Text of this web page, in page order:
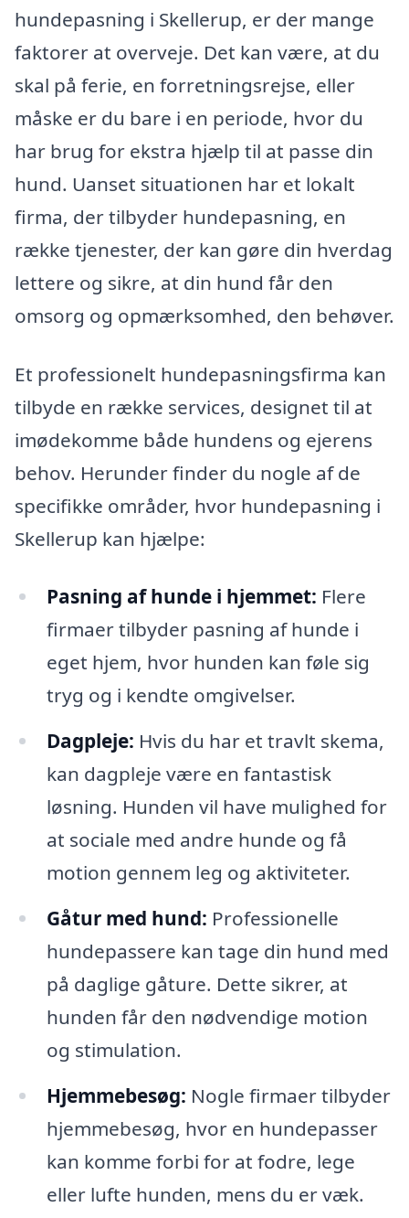
hundepasning i Skellerup, er der mange
faktorer at overveje. Det kan være, at du
skal på ferie, en forretningsrejse, eller
måske er du bare i en periode, hvor du
har brug for ekstra hjælp til at passe din
hund. Uanset situationen har et lokalt
firma, der tilbyder hundepasning, en
række tjenester, der kan gøre din hverdag
lettere og sikre, at din hund får den
omsorg og opmærksomhed, den behøver.
Et professionelt hundepasningsfirma kan
tilbyde en række services, designet til at
imødekomme både hundens og ejerens
behov. Herunder finder du nogle af de
specifikke områder, hvor hundepasning i
Skellerup kan hjælpe:
Pasning af hunde i hjemmet: Flere
firmaer tilbyder pasning af hunde i
eget hjem, hvor hunden kan føle sig
tryg og i kendte omgivelser.
Dagpleje: Hvis du har et travlt skema,
kan dagpleje være en fantastisk
løsning. Hunden vil have mulighed for
at sociale med andre hunde og få
motion gennem leg og aktiviteter.
Gåtur med hund: Professionelle
hundepassere kan tage din hund med
på daglige gåture. Dette sikrer, at
hunden får den nødvendige motion
og stimulation.
Hjemmebesøg: Nogle firmaer tilbyder
hjemmebesøg, hvor en hundepasser
kan komme forbi for at fodre, lege
eller lufte hunden, mens du er væk.